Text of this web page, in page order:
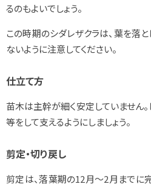
るのもよいでしょう。
この時期のシダレザクラは、葉を落
ないように注意してください。
仕立て方
苗木は主幹が細く安定していません
等をして支えるようにしましょう。
剪定・切り戻し
剪定は、落葉期の12月～2月までに